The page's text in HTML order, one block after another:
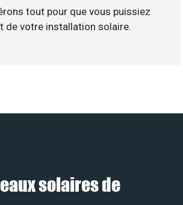
tout pour que vous puissiez
de votre installation solaire.
solaires de